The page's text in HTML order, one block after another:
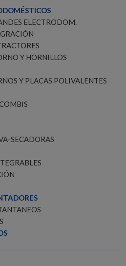
ELECTRODOM.
Y HORNILLOS
Y PLACAS POLIVALENTES
SECADORAS